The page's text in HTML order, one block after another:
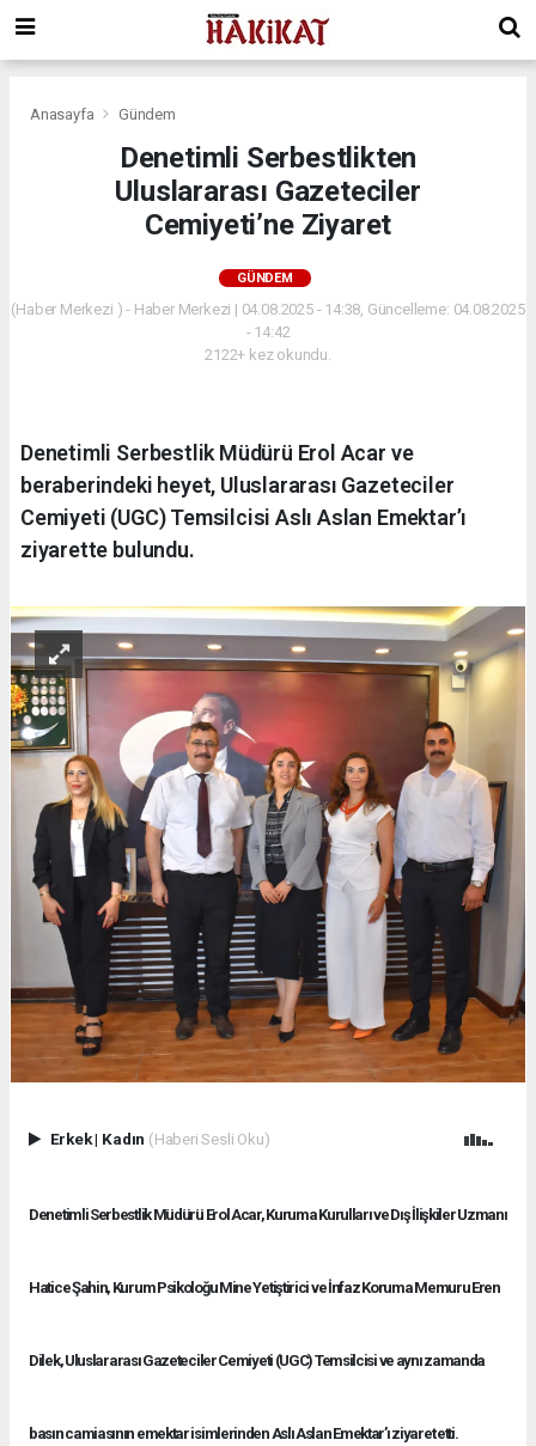
Anasayfa Gündem
Denetimli Serbestlikten
Uluslararası Gazeteciler
Cemiyeti’ne Ziyaret
GÜNDEM
(Haber Merkezi ) - Haber Merkezi | 04.08.2025 - 14:38, Güncelleme: 04.08.2025
- 14:42
2122+ kez okundu.
Denetimli Serbestlik Müdürü Erol Acar ve
beraberindeki heyet, Uluslararası Gazeteciler
Cemiyeti (UGC) Temsilcisi Aslı Aslan Emektar’ı
ziyarette bulundu.
Erkek| Kadın (Haberi Sesli Oku)
Denetimli Serbestlik Müdürü Erol Acar, Kuruma Kurulları ve Dış İlişkiler Uzmanı
Hatice Şahin, Kurum Psikoloğu Mine Yetiştirici ve İnfaz Koruma Memuru Eren
Dilek, Uluslararası Gazeteciler Cemiyeti (UGC) Temsilcisi ve aynı zamanda
basın camiasının emektar isimlerinden Aslı Aslan Emektar’ı ziyaret etti.